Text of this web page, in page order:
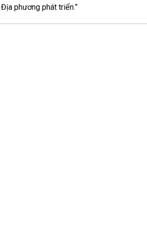
phương phát triển.”